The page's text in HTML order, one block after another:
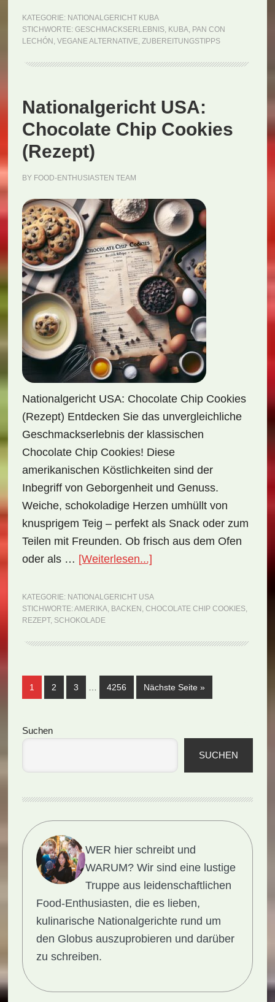
Pan
con
(Rezept)
KATEGORIE: NATIONALGERICHT KUBA
STICHWORTE: GESCHMACKSERLEBNIS, KUBA, PAN CON
LECHÓN , VEGANE ALTERNATIVE, ZUBEREITUNGSTIPPS
Nationalgericht USA:
Chocolate Chip Cookies
(Rezept)
BY FOOD-ENTHUSIASTEN TEAM
Nationalgericht USA: Chocolate Chip Cookies
(Rezept) Entdecken Sie das unvergleichliche
Geschmackserlebnis der klassischen
Chocolate Chip Cookies! Diese
amerikanischen Köstlichkeiten sind der
Inbegriff von Geborgenheit und Genuss.
Weiche, schokoladige Herzen umhüllt von
knusprigem Teig – perfekt als Snack oder zum
Teilen mit Freunden. Ob frisch aus dem Ofen
oder als … [Weiterlesen...]ÜberNationalgericht
Chocolate
Chip
(Rezept)
KATEGORIE: NATIONALGERICHT USA
STICHWORTE: AMERIKA, BACKEN , CHOCOLATE CHIP COOKIES,
REZEPT, SCHOKOLADE
Seite
1 Seite
2 Seite
3 Seite
4256 Nächste Seite aufrufen
»
Seitenspalte
Suchen
SUCHEN
WER hier schreibt und
WARUM? Wir sind eine lustige
Truppe aus leidenschaftlichen
Food-Enthusiasten, die es lieben,
kulinarische Nationalgerichte rund um
den Globus auszuprobieren und darüber
zu schreiben.